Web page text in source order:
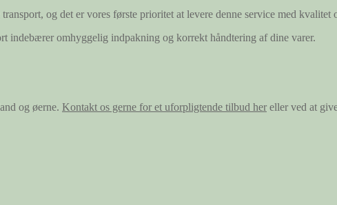
og det er vores første prioritet at levere denne service med kvalitet
indebærer omhyggelig indpakning og korrekt håndtering af dine varer.
og øerne. Kontakt os gerne for et uforpligtende tilbud her eller ved at